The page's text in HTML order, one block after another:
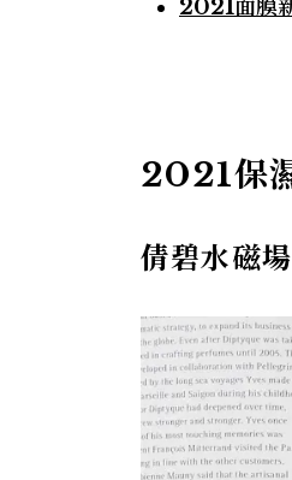
2021面膜
2021保
倩碧水磁